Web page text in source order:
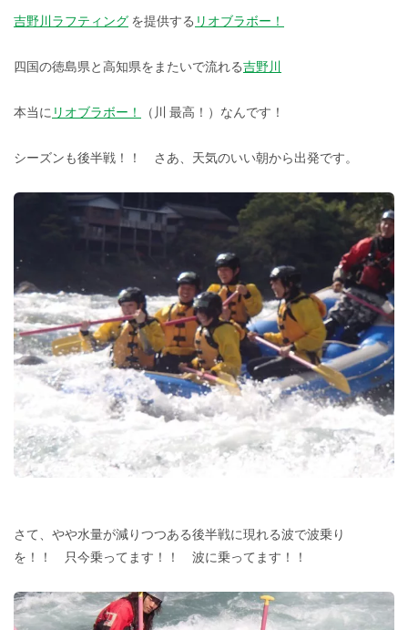
吉野川ラフティング を提供する リオブラボー！
四国の徳島県と高知県をまたいで流れる吉野川
本当に リオブラボー！ （川 最高！）なんです！
シーズンも後半戦！！ さあ、天気のいい朝から出発です。
さて、やや水量が減りつつある後半戦に現れる波で波乗り
を！！ 只今乗ってます！！ 波に乗ってます！！